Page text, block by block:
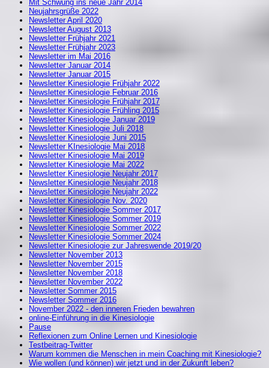
Mit Schwung ins neue Jahr 2014
Neujahrsgrüße 2022
Newsletter April 2020
Newsletter August 2013
Newsletter Frühjahr 2021
Newsletter Frühjahr 2023
Newsletter im Mai 2016
Newsletter Januar 2014
Newsletter Januar 2015
Newsletter Kinesiologie Frühjahr 2022
Newsletter Kinesiologie Februar 2016
Newsletter Kinesiologie Frühjahr 2017
Newsletter Kinesiologie Frühling 2015
Newsletter Kinesiologie Januar 2019
Newsletter Kinesiologie Juli 2018
Newsletter Kinesiologie Juni 2015
Newsletter KInesiologie Mai 2018
Newsletter Kinesiologie Mai 2019
Newsletter Kinesiologie Mai 2022
Newsletter Kinesiologie Neujahr 2017
Newsletter Kinesiologie Neujahr 2018
Newsletter Kinesiologie Neujahr 2022
Newsletter Kinesiologie Nov. 2020
Newsletter Kinesiologie Sommer 2017
Newsletter Kinesiologie Sommer 2019
Newsletter Kinesiologie Sommer 2022
Newsletter Kinesiologie Sommer 2024
Newsletter Kinesiologie zur Jahreswende 2019/20
Newsletter November 2013
Newsletter November 2015
Newsletter November 2018
Newsletter November 2022
Newsletter Sommer 2015
Newsletter Sommer 2016
November 2022 - den inneren Frieden bewahren
online-Einführung in die Kinesiologie
Pause
Reflexionen zum Online Lernen und Kinesiologie
Testbeitrag-Twitter
Warum kommen die Menschen in mein Coaching mit Kinesiologie?
Wie wollen (und können) wir jetzt und in der Zukunft leben?